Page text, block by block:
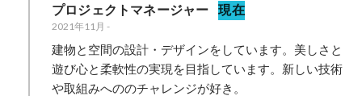
プロジェクトマネージャー 現在
2021年11月 -
建物と空間の設計・デザインをしています。美しさと
遊び心と柔軟性の実現を目指しています。新しい技術
や取組みへののチャレンジが好き。